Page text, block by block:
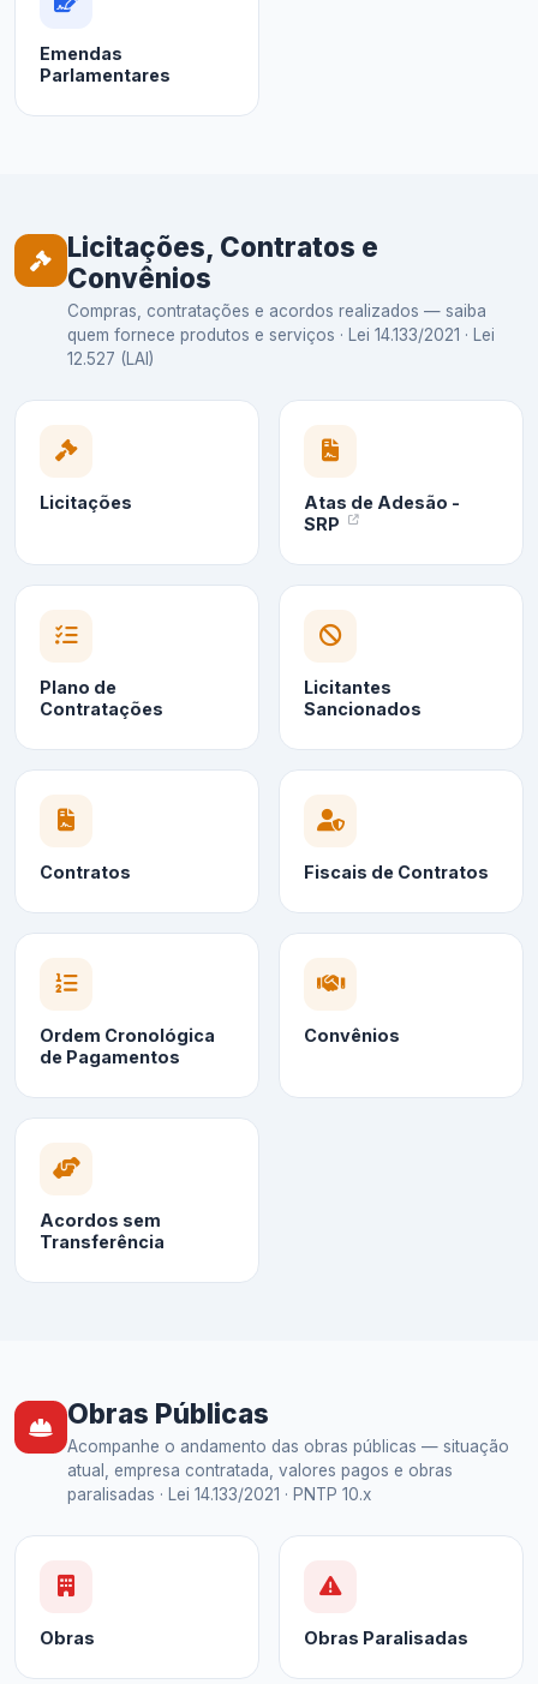
Emendas
Parlamentares
Licitações, Contratos e
Convênios
Compras, contratações e acordos realizados — saiba
quem fornece produtos e serviços · Lei 14.133/2021 · Lei
12.527 (LAI)
Licitações
Atas de Adesão -
SRP
Plano de
Contratações
Licitantes
Sancionados
Contratos Fiscais de Contratos
Ordem Cronológica
de Pagamentos
Convênios
Acordos sem
Transferência
Obras Públicas
Acompanhe o andamento das obras públicas — situação
atual, empresa contratada, valores pagos e obras
paralisadas · Lei 14.133/2021 · PNTP 10.x
Obras Obras Paralisadas